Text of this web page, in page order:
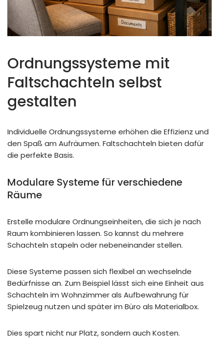
Ordnungssysteme mit
Faltschachteln selbst
gestalten
Individuelle Ordnungssysteme erhöhen die Effizienz und
den Spaß am Aufräumen. Faltschachteln bieten dafür
die perfekte Basis.
Modulare Systeme für verschiedene
Räume
Erstelle modulare Ordnungseinheiten, die sich je nach
Raum kombinieren lassen. So kannst du mehrere
Schachteln stapeln oder nebeneinander stellen.
Diese Systeme passen sich flexibel an wechselnde
Bedürfnisse an. Zum Beispiel lässt sich eine Einheit aus
Schachteln im Wohnzimmer als Aufbewahrung für
Spielzeug nutzen und später im Büro als Materialbox.
Dies spart nicht nur Platz, sondern auch Kosten.